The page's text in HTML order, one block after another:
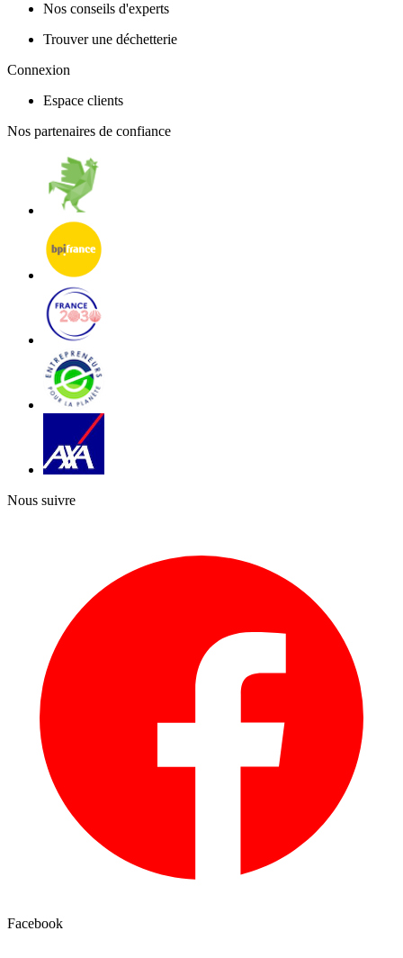
Nos conseils d'experts
Trouver une déchetterie
Connexion
Espace clients
Nos partenaires de confiance
Nous suivre
Facebook